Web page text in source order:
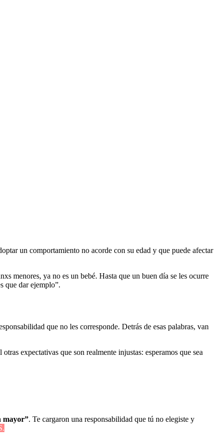
un comportamiento no acorde con su edad y que puede afectar
menores, ya no es un bebé. Hasta que un buen día se les ocurre
que dar ejemplo”.
que no les corresponde. Detrás de esas palabras, van
expectativas que son realmente injustas: esperamos que sea
mayor”. Te cargaron una responsabilidad que tú no elegiste y